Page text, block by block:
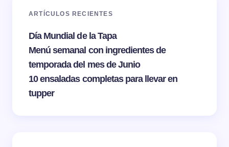
ARTÍCULOS RECIENTES
Día Mundial de la Tapa
Menú semanal con ingredientes de
temporada del mes de Junio
10 ensaladas completas para llevar en
tupper